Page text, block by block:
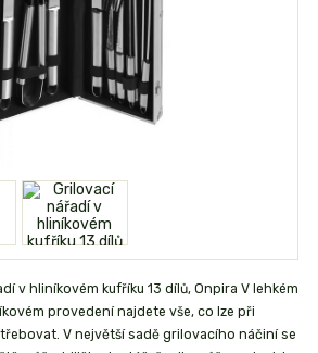
v hliníkovém kufříku 13 dílů, Onpira V lehkém
provedení najdete vše, co lze při
V největší sadě grilovacího náčiní se